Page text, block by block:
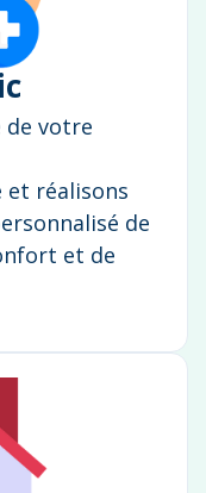
de votre
réalisons
de
et de